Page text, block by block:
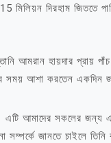
মিলিয়ন দিরহাম জিততে
আমরান হায়দার প্রায়
সব সময় আশা করতেন
এটি আমাদের সকলের জন্য
সম্পর্কে জানতে চাইলে